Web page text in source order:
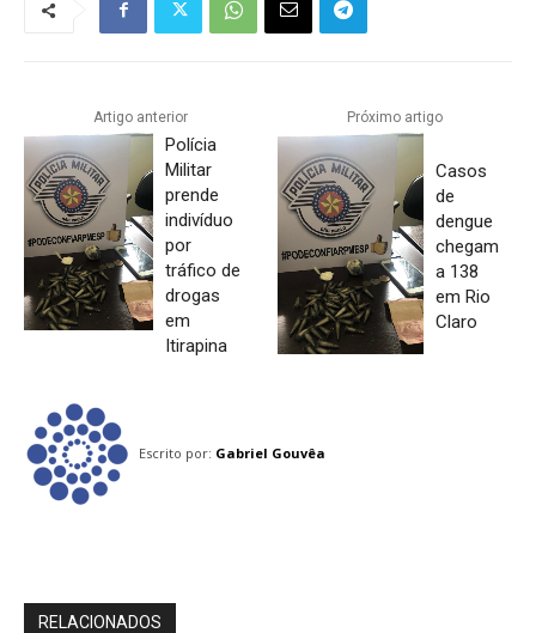
Artigo anterior
Polícia
Militar
prende
indivíduo
por
tráfico de
drogas
em
Itirapina
Próximo artigo
Casos
de
dengue
chegam
a 138
em Rio
Claro
Escrito por: Gabriel Gouvêa
RELACIONADOS